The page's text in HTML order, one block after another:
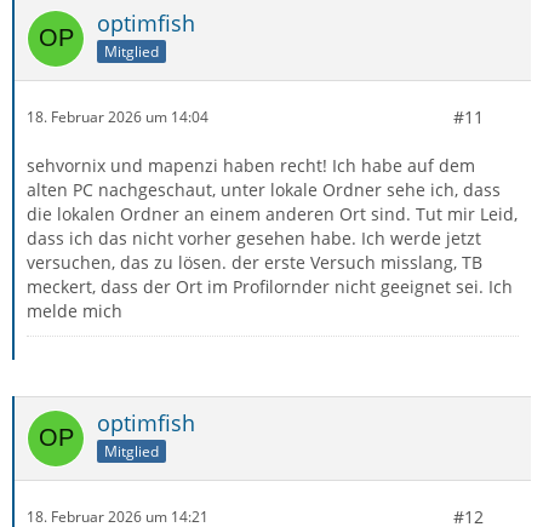
optimfish
Mitglied
18. Februar 2026 um 14:04 #11
sehvornix und mapenzi haben recht! Ich habe auf dem
alten PC nachgeschaut, unter lokale Ordner sehe ich, dass
die lokalen Ordner an einem anderen Ort sind. Tut mir Leid,
dass ich das nicht vorher gesehen habe. Ich werde jetzt
versuchen, das zu lösen. der erste Versuch misslang, TB
meckert, dass der Ort im Profilornder nicht geeignet sei. Ich
melde mich
optimfish
Mitglied
18. Februar 2026 um 14:21 #12